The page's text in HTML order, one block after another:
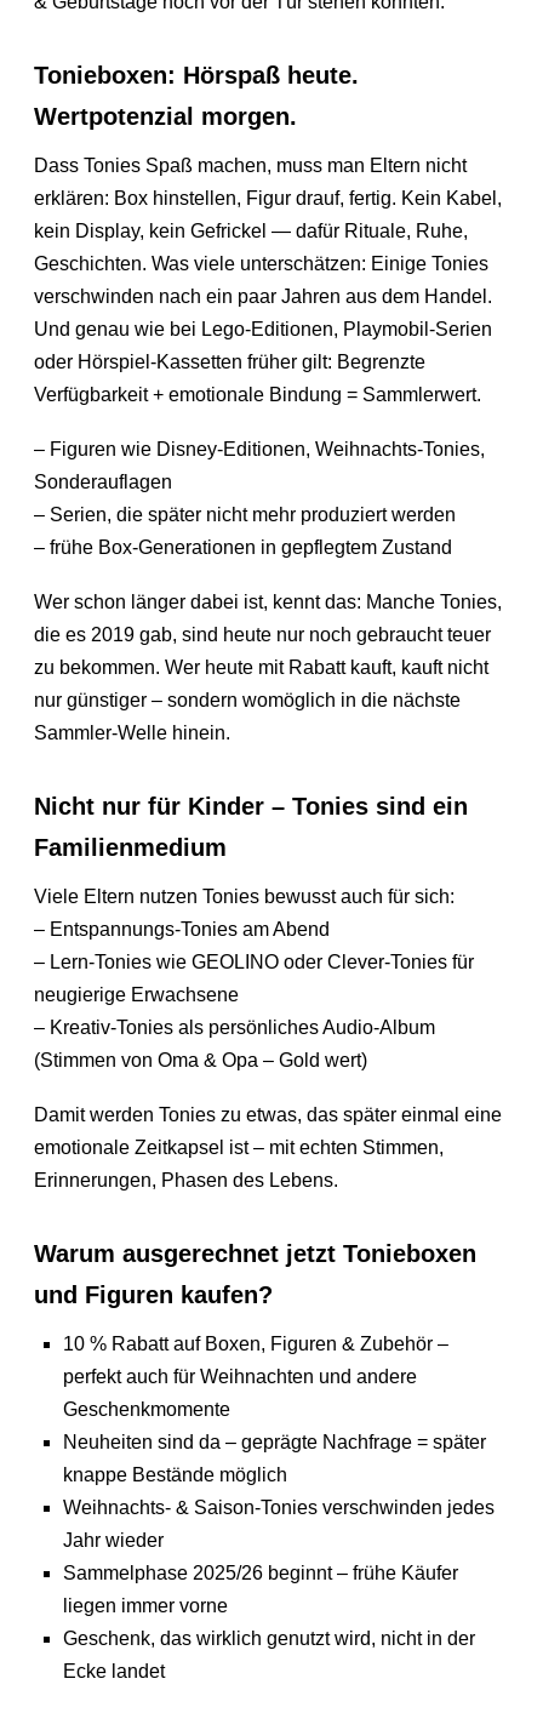
Tonieboxen: Hörspaß heute.
Wertpotenzial morgen.
Dass Tonies Spaß machen, muss man Eltern nicht
erklären: Box hinstellen, Figur drauf, fertig. Kein Kabel,
kein Display, kein Gefrickel — dafür Rituale, Ruhe,
Geschichten. Was viele unterschätzen: Einige Tonies
verschwinden nach ein paar Jahren aus dem Handel.
Und genau wie bei Lego-Editionen, Playmobil-Serien
oder Hörspiel-Kassetten früher gilt: Begrenzte
Verfügbarkeit + emotionale Bindung = Sammlerwert.
– Figuren wie Disney-Editionen, Weihnachts-Tonies,
Sonderauflagen
– Serien, die später nicht mehr produziert werden
– frühe Box-Generationen in gepflegtem Zustand
Wer schon länger dabei ist, kennt das: Manche Tonies,
die es 2019 gab, sind heute nur noch gebraucht teuer
zu bekommen. Wer heute mit Rabatt kauft, kauft nicht
nur günstiger – sondern womöglich in die nächste
Sammler-Welle hinein.
Nicht nur für Kinder – Tonies sind ein
Familienmedium
Viele Eltern nutzen Tonies bewusst auch für sich:
– Entspannungs-Tonies am Abend
– Lern-Tonies wie GEOLINO oder Clever-Tonies für
neugierige Erwachsene
– Kreativ-Tonies als persönliches Audio-Album
(Stimmen von Oma & Opa – Gold wert)
Damit werden Tonies zu etwas, das später einmal eine
emotionale Zeitkapsel ist – mit echten Stimmen,
Erinnerungen, Phasen des Lebens.
Warum ausgerechnet jetzt Tonieboxen
und Figuren kaufen?
10 % Rabatt auf Boxen, Figuren & Zubehör –
perfekt auch für Weihnachten und andere
Geschenkmomente
Neuheiten sind da – geprägte Nachfrage = später
knappe Bestände möglich
Weihnachts- & Saison-Tonies verschwinden jedes
Jahr wieder
Sammelphase 2025/26 beginnt – frühe Käufer
liegen immer vorne
Geschenk, das wirklich genutzt wird, nicht in der
Ecke landet